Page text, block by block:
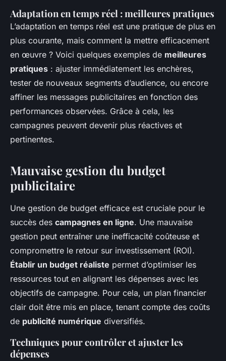
Adaptation en temps réel : meilleures pratiques
L’adaptation en temps réel est une pratique de plus en
plus courante, mais comment la mettre efficacement
en œuvre ? Voici quelques exemples de meilleures
pratiques : ajuster immédiatement les enchères,
tester de nouveaux segments d’audience, ou encore
affiner les messages publicitaires en fonction des
performances observées. Grâce à cela, les
campagnes peuvent devenir plus réactives et
pertinentes.
Mauvaise gestion du budget
publicitaire
Une gestion de budget efficace est cruciale pour le
succès des campagnes en ligne. Une mauvaise
gestion peut entraîner une inefficacité coûteuse et
compromettre le retour sur investissement (ROI).
Établir un budget réaliste permet d’optimiser les
ressources tout en alignant les dépenses avec les
objectifs de campagne. Pour cela, un plan financier
clair doit être mis en place, tenant compte des coûts
de publicité numérique diversifiés.
Techniques pour contrôler et ajuster les
dépenses